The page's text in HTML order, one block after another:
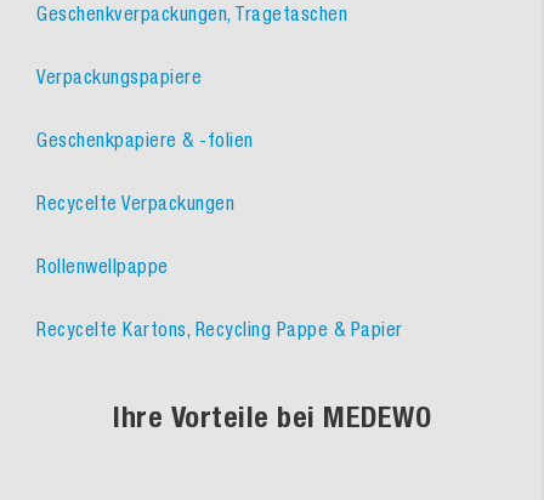
Geschenkverpackungen, Tragetaschen
Verpackungspapiere
Geschenkpapiere & -folien
Recycelte Verpackungen
Rollenwellpappe
Recycelte Kartons, Recycling Pappe & Papier
Ihre Vorteile bei MEDEWO